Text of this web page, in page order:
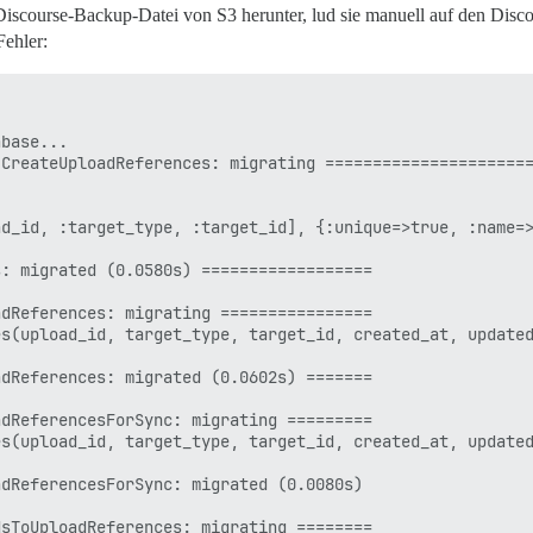
Backup-Datei von S3 herunter, lud sie manuell auf den
migrating
:target_type, :target_id], {:unique=>true,
migrated (0.0580s) ==================
migrating ================
target_type, target_id, created_at,
migrated (0.0602s) =======
migrating =========
target_type, target_id, created_at,
migrated (0.0080s)
migrating ========